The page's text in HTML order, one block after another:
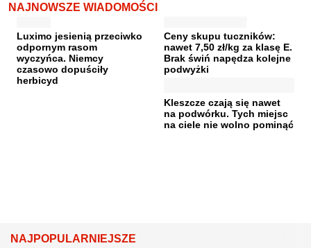
NAJNOWSZE WIADOMOŚCI
Luximo jesienią przeciwko
odpornym rasom
wyczyńca. Niemcy
czasowo dopuściły
herbicyd
Ceny skupu tuczników:
nawet 7,50 zł/kg za klasę E.
Brak świń napędza kolejne
podwyżki
Kleszcze czają się nawet
na podwórku. Tych miejsc
na ciele nie wolno pominąć
NAJPOPULARNIEJSZE